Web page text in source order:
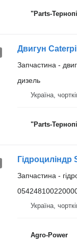
"Parts-
Двигун
Запчастина -
дизель
Україна,
"Parts-
Гідроциліндр
Запчастина -
Україна,
Agro-Power